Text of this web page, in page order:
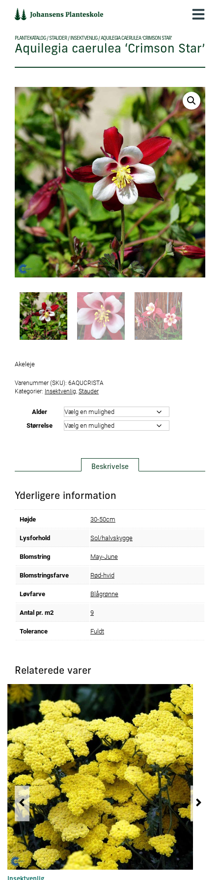
indholdet
PLANTEKATALOG/STAUDER/ INSEKTVENLIG/AQUILEGIA CAERULEA ‘CRIMSON STAR’
Aquilegia caerulea ‘Crimson Star’
Akeleje
Varenummer (SKU): 6AQUCRISTA
Kategorier: Insektvenlig Stauder
Alder
Størrelse
Beskrivelse
Yderligere information
Højde 30-50cm
Lysforhold Sol/halvskygge
Blomstring May-June
Blomstringsfarve Rød-hvid
Løvfarve Blågrønne
Antal pr. m2 9
Tolerance Fuldt
Relaterede varer